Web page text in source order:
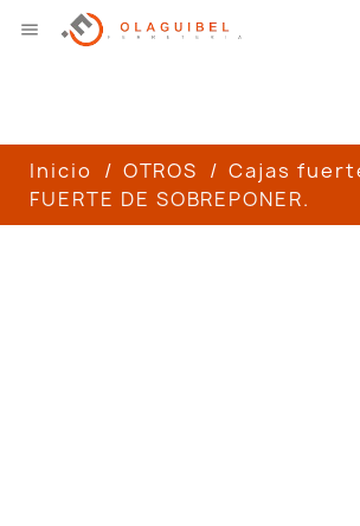

Inicio OTROS Cajas
FUERTE DE SOBREPONER.